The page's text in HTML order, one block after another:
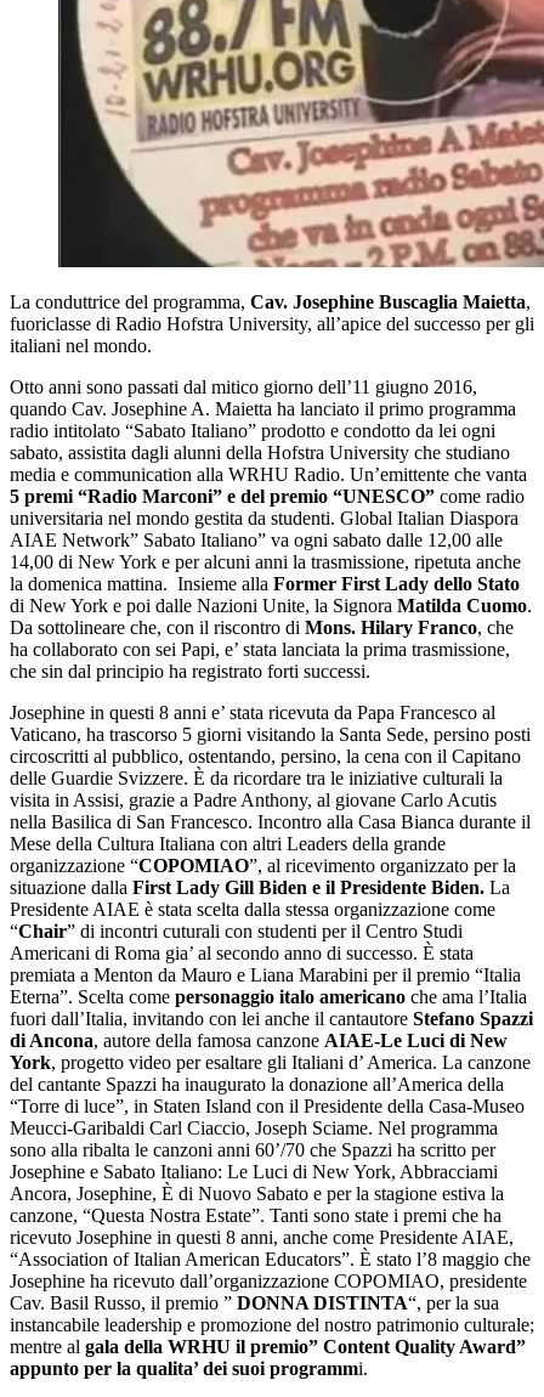
La conduttrice del programma, Cav. Josephine Buscaglia Maietta,
fuoriclasse di Radio Hofstra University, all’apice del successo per gli
italiani nel mondo.
Otto anni sono passati dal mitico giorno dell’11 giugno 2016,
quando Cav. Josephine A. Maietta ha lanciato il primo programma
radio intitolato “Sabato Italiano” prodotto e condotto da lei ogni
sabato, assistita dagli alunni della Hofstra University che studiano
media e communication alla WRHU Radio. Un’emittente che vanta
5 premi “Radio Marconi” e del premio “UNESCO” come radio
universitaria nel mondo gestita da studenti. Global Italian Diaspora
AIAE Network” Sabato Italiano” va ogni sabato dalle 12,00 alle
14,00 di New York e per alcuni anni la trasmissione, ripetuta anche
la domenica mattina. Insieme alla Former First Lady dello Stato
di New York e poi dalle Nazioni Unite, la Signora Matilda Cuomo.
Da sottolineare che, con il riscontro di Mons. Hilary Franco, che
ha collaborato con sei Papi, e’ stata lanciata la prima trasmissione,
che sin dal principio ha registrato forti successi.
Josephine in questi 8 anni e’ stata ricevuta da Papa Francesco al
Vaticano, ha trascorso 5 giorni visitando la Santa Sede, persino posti
circoscritti al pubblico, ostentando, persino, la cena con il Capitano
delle Guardie Svizzere. È da ricordare tra le iniziative culturali la
visita in Assisi, grazie a Padre Anthony, al giovane Carlo Acutis
nella Basilica di San Francesco. Incontro alla Casa Bianca durante il
Mese della Cultura Italiana con altri Leaders della grande
organizzazione “COPOMIAO”, al ricevimento organizzato per la
situazione dalla First Lady Gill Biden e il Presidente Biden. La
Presidente AIAE è stata scelta dalla stessa organizzazione come
“Chair” di incontri cuturali con studenti per il Centro Studi
Americani di Roma gia’ al secondo anno di successo. È stata
premiata a Menton da Mauro e Liana Marabini per il premio “Italia
Eterna”. Scelta come personaggio italo americano che ama l’Italia
fuori dall’Italia, invitando con lei anche il cantautore Stefano Spazzi
di Ancona, autore della famosa canzone AIAE-Le Luci di New
York, progetto video per esaltare gli Italiani d’ America. La canzone
del cantante Spazzi ha inaugurato la donazione all’America della
“Torre di luce”, in Staten Island con il Presidente della Casa-Museo
Meucci-Garibaldi Carl Ciaccio, Joseph Sciame. Nel programma
sono alla ribalta le canzoni anni 60’/70 che Spazzi ha scritto per
Josephine e Sabato Italiano: Le Luci di New York, Abbracciami
Ancora, Josephine, È di Nuovo Sabato e per la stagione estiva la
canzone, “Questa Nostra Estate”. Tanti sono state i premi che ha
ricevuto Josephine in questi 8 anni, anche come Presidente AIAE,
“Association of Italian American Educators”. È stato l’8 maggio che
Josephine ha ricevuto dall’organizzazione COPOMIAO, presidente
Cav. Basil Russo, il premio ” DONNA DISTINTA“, per la sua
instancabile leadership e promozione del nostro patrimonio culturale;
mentre al gala della WRHU il premio” Content Quality Award”
appunto per la qualita’ dei suoi programmi.